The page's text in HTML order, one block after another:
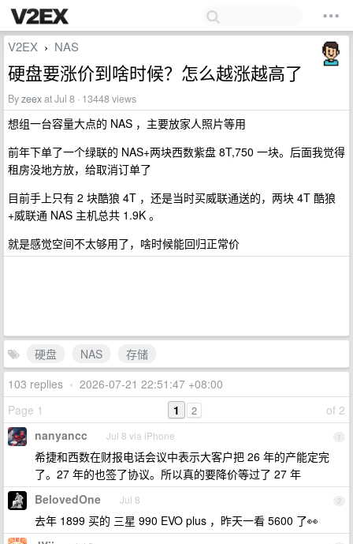
V2EX › NAS
硬盘要涨价到啥时候？怎么越涨越高了
Byzeexat Jul 8 · 13448 views
想组一台容量大点的 NAS ，主要放家人照片等用
前年下单了一个绿联的 NAS+两块西数紫盘 8T,750 一块。后面我觉得
租房没地方放，给取消订单了
目前手上只有 2 块酷狼 4T ，还是当时买威联通送的，两块 4T 酷狼
+威联通 NAS 主机总共 1.9K 。
就是感觉空间不太够用了，啥时候能回归正常价
硬盘 NAS
存储
103 replies • 2026-07-21 22:51:47 +08:00
Page 1
of 2
1 2
1
nanyancc Jul 8 via iPhone
希捷和西数在财报电话会议中表示大客户把 26 年的产能定完
了。27 年的也签了协议。所以真的要降价等过了 27 年
2
BelovedOne Jul 8
去年 1899 买的 三星 990 EVO plus ，昨天一看 5600 了👀